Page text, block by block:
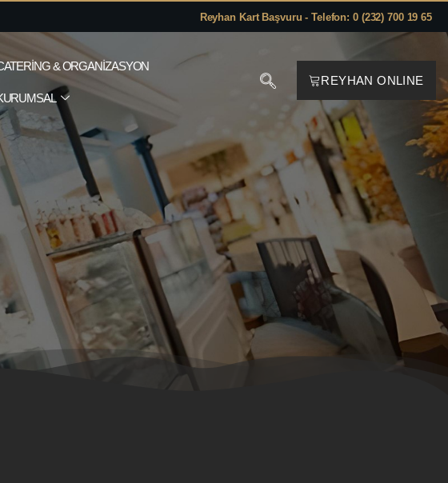
Reyhan Kart Başvuru - Telefon: 0 (232) 700 19 65
& ORGANIZASYON
REYHAN ONLINE